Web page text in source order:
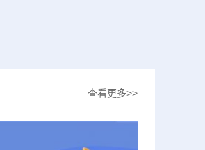
查看更多>>